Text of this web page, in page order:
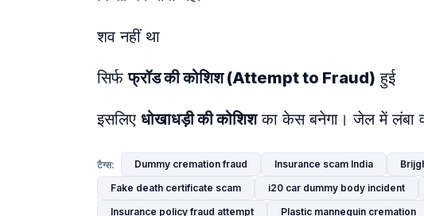
शव नहीं था
सिर्फफ्रॉड की कोशिश (Attempt to Fraud) हुई
इसलिए धोखाधड़ी की कोशिशका केस बनेगा। जेल में लंबा
टैग्स: Dummy cremation fraud Insurance scam India
Fake death certificate scam
i20 car dummy body incident
Insurance policy fraud attempt
Plastic mannequin cremation